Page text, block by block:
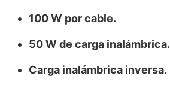
100 W por cable.
50 W de carga inalámbrica.
Carga inalámbrica inversa.